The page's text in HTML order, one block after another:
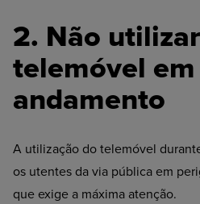
2. Não
telemóvel em
andamento
A utilização do telemóvel
os utentes da via pública em
que exige a máxima atenção.